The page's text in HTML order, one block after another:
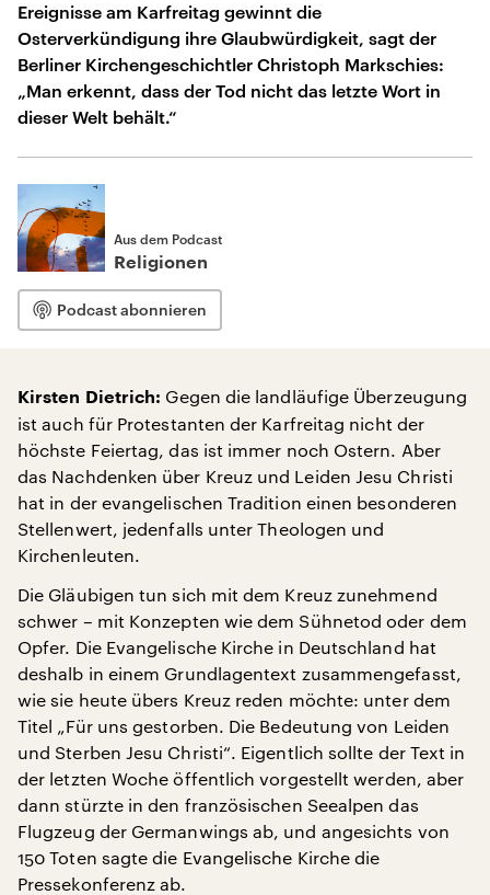
Ereignisse am Karfreitag gewinnt die
Osterverkündigung ihre Glaubwürdigkeit, sagt der
Berliner Kirchengeschichtler Christoph Markschies:
„Man erkennt, dass der Tod nicht das letzte Wort in
dieser Welt behält.“
Aus dem Podcast
Religionen
Podcast abonnieren
Kirsten Dietrich: Gegen die landläufige Überzeugung
ist auch für Protestanten der Karfreitag nicht der
höchste Feiertag, das ist immer noch Ostern. Aber
das Nachdenken über Kreuz und Leiden Jesu Christi
hat in der evangelischen Tradition einen besonderen
Stellenwert, jedenfalls unter Theologen und
Kirchenleuten.
Die Gläubigen tun sich mit dem Kreuz zunehmend
schwer – mit Konzepten wie dem Sühnetod oder dem
Opfer. Die Evangelische Kirche in Deutschland hat
deshalb in einem Grundlagentext zusammengefasst,
wie sie heute übers Kreuz reden möchte: unter dem
Titel „Für uns gestorben. Die Bedeutung von Leiden
und Sterben Jesu Christi“. Eigentlich sollte der Text in
der letzten Woche öffentlich vorgestellt werden, aber
dann stürzte in den französischen Seealpen das
Flugzeug der Germanwings ab, und angesichts von
150 Toten sagte die Evangelische Kirche die
Pressekonferenz ab.